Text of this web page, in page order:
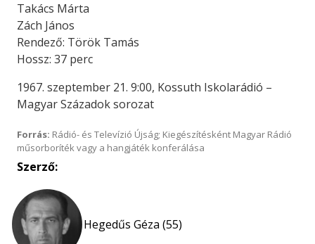
Takács Márta
Zách János
Rendező: Török Tamás
Hossz: 37 perc
1967. szeptember 21. 9:00, Kossuth Iskolarádió –
Magyar Századok sorozat
Forrás: Rádió- és Televízió Újság; Kiegészítésként Magyar Rádió
műsorboríték vagy a hangjáték konferálása
Szerző:
Hegedűs Géza (55)